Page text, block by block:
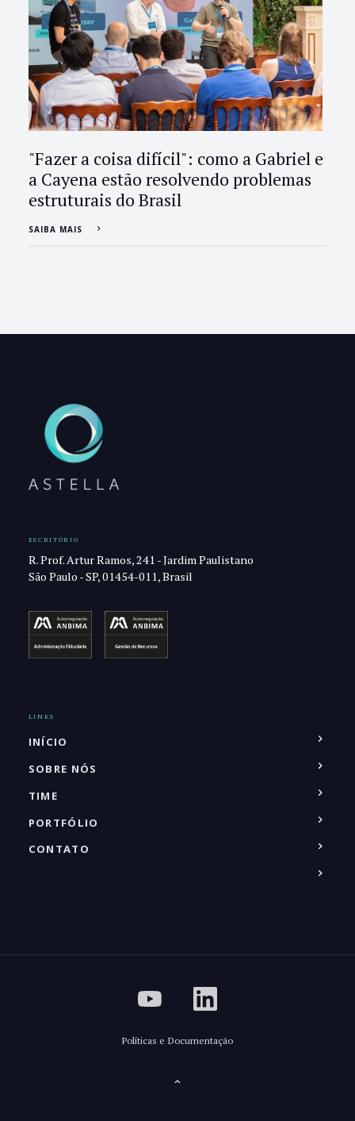
"Fazer a coisa difícil": como a Gabriel e
a Cayena estão resolvendo problemas
estruturais do Brasil
SAIBA MAIS
ESCRITÓRIO
R. Prof. Artur Ramos, 241 - Jardim Paulistano
São Paulo - SP, 01454-011, Brasil
LINKS
INÍCIO
SOBRE NÓS
TIME
PORTFÓLIO
CONTATO
Políticas e Documentação